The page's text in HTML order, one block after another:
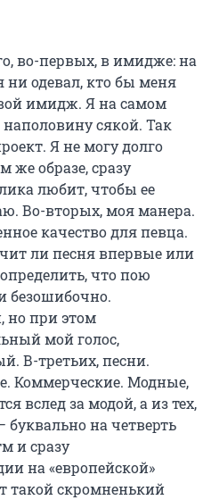
во-первых, в имидже: на
ни одевал, кто бы меня
имидж. Я на самом
сякой. Так
Я не могу долго
же образе, сразу
любит, чтобы ее
Во-вторых, моя манера.
качество для певца.
ли песня впервые или
что пою
безошибочно.
при этом
мой голос,
В-третьих, песни.
Коммерческие. Модные,
вслед за модой, а из тех,
буквально на четверть
и сразу
на «европейской»
такой скромненький